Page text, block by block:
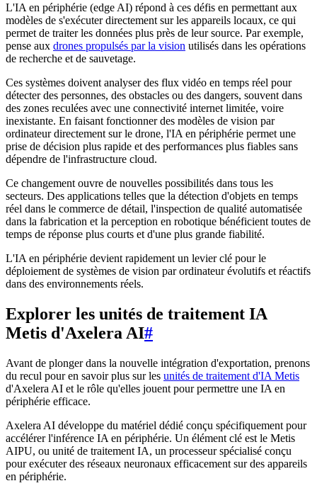
L'IA en périphérie (edge AI) répond à ces défis en permettant aux
modèles de s'exécuter directement sur les appareils locaux, ce qui
permet de traiter les données plus près de leur source. Par exemple,
pense aux drones propulsés par la vision utilisés dans les opérations
de recherche et de sauvetage.
Ces systèmes doivent analyser des flux vidéo en temps réel pour
détecter des personnes, des obstacles ou des dangers, souvent dans
des zones reculées avec une connectivité internet limitée, voire
inexistante. En faisant fonctionner des modèles de vision par
ordinateur directement sur le drone, l'IA en périphérie permet une
prise de décision plus rapide et des performances plus fiables sans
dépendre de l'infrastructure cloud.
Ce changement ouvre de nouvelles possibilités dans tous les
secteurs. Des applications telles que la détection d'objets en temps
réel dans le commerce de détail, l'inspection de qualité automatisée
dans la fabrication et la perception en robotique bénéficient toutes de
temps de réponse plus courts et d'une plus grande fiabilité.
L'IA en périphérie devient rapidement un levier clé pour le
déploiement de systèmes de vision par ordinateur évolutifs et réactifs
dans des environnements réels.
Explorer les unités de traitement IA
Metis d'Axelera AI#
Avant de plonger dans la nouvelle intégration d'exportation, prenons
du recul pour en savoir plus sur les unités de traitement d'IA Metis
d'Axelera AI et le rôle qu'elles jouent pour permettre une IA en
périphérie efficace.
Axelera AI développe du matériel dédié conçu spécifiquement pour
accélérer l'inférence IA en périphérie. Un élément clé est le Metis
AIPU, ou unité de traitement IA, un processeur spécialisé conçu
pour exécuter des réseaux neuronaux efficacement sur des appareils
en périphérie.